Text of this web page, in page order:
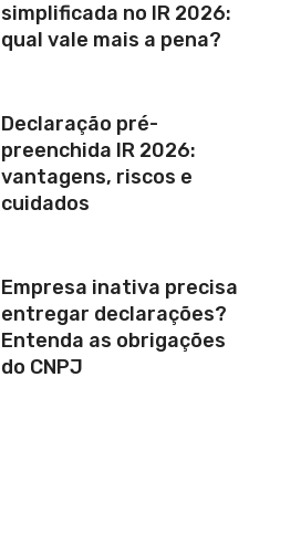
simplificada no IR 2026:
qual vale mais a pena?
Declaração pré-
preenchida IR 2026:
vantagens, riscos e
cuidados
Empresa inativa precisa
entregar declarações?
Entenda as obrigações
do CNPJ